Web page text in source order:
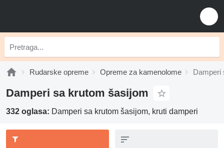
Rudarske opreme Opreme za kamenolome Damperi
Damperi sa krutom šasijom
332 oglasa: Damperi sa krutom šasijom, kruti damperi